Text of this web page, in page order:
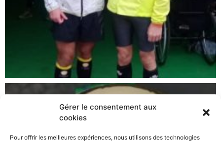
Gérer le consentement aux
cookies
Pour offrir les meilleures expériences, nous utilisons des technologies